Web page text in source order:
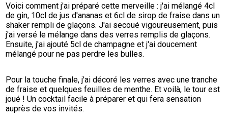
Voici comment j'ai préparé cette merveille : j'ai mélangé 4cl
de gin, 10cl de jus d'ananas et 6cl de sirop de fraise dans un
shaker rempli de glaçons. J'ai secoué vigoureusement, puis
j'ai versé le mélange dans des verres remplis de glaçons.
Ensuite, j'ai ajouté 5cl de champagne et j'ai doucement
mélangé pour ne pas perdre les bulles.
Pour la touche finale, j'ai décoré les verres avec une tranche
de fraise et quelques feuilles de menthe. Et voilà, le tour est
joué ! Un cocktail facile à préparer et qui fera sensation
auprès de vos invités.